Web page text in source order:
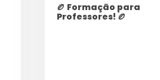
🏉 Formação para
Professores! 🏉